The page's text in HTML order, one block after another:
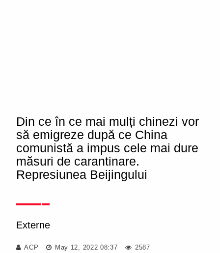
Din ce în ce mai mulți chinezi vor
să emigreze după ce China
comunistă a impus cele mai dure
măsuri de carantinare.
Represiunea Beijingului
Externe
ACP May 12, 2022 08:37 2587